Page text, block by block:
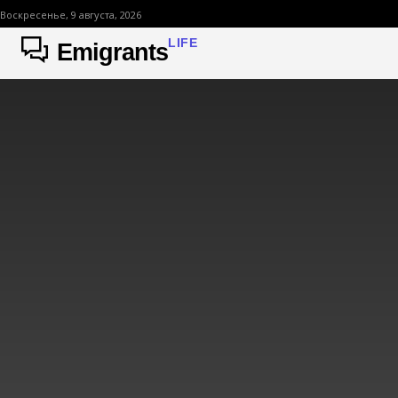
Воскресенье, 9 августа, 2026
EmigrantsLIFE